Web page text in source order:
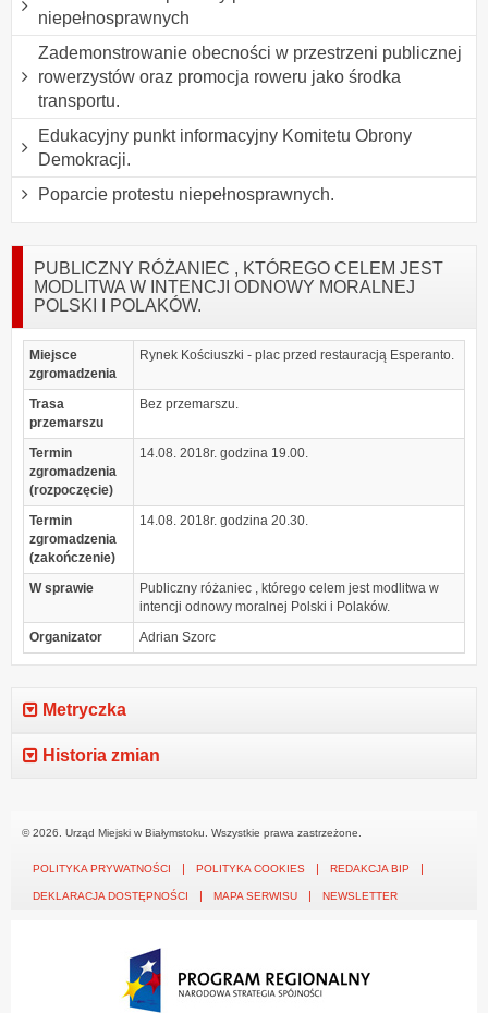
niepełnosprawnych
Zademonstrowanie obecności w przestrzeni publicznej
rowerzystów oraz promocja roweru jako środka
transportu.
Edukacyjny punkt informacyjny Komitetu Obrony
Demokracji.
Poparcie protestu niepełnosprawnych.
PUBLICZNY RÓŻANIEC , KTÓREGO CELEM JEST
MODLITWA W INTENCJI ODNOWY MORALNEJ
POLSKI I POLAKÓW.
Miejsce
zgromadzenia
Rynek Kościuszki - plac przed restauracją Esperanto.
Trasa
przemarszu
Bez przemarszu.
Termin
zgromadzenia
(rozpoczęcie)
14.08. 2018r. godzina 19.00.
Termin
zgromadzenia
(zakończenie)
14.08. 2018r. godzina 20.30.
W sprawie
Publiczny różaniec , którego celem jest modlitwa w
intencji odnowy moralnej Polski i Polaków.
Organizator
Adrian Szorc
Metryczka
Historia zmian
© 2026. Urząd Miejski w Białymstoku. Wszystkie prawa zastrzeżone.
POLITYKA PRYWATNOŚCI POLITYKA COOKIES REDAKCJA BIP
DEKLARACJA DOSTĘPNOŚCI MAPA SERWISU NEWSLETTER